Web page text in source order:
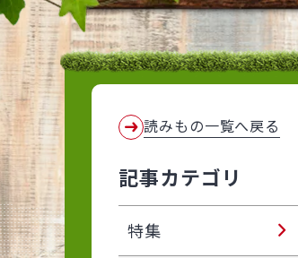
読みもの一覧へ戻る
記事カテゴリ
特集